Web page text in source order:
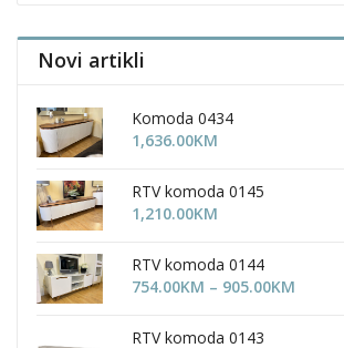
Novi artikli
Komoda 0434
1,636.00KM
RTV komoda 0145
1,210.00KM
RTV komoda 0144
754.00KM – 905.00KM
RTV komoda 0143